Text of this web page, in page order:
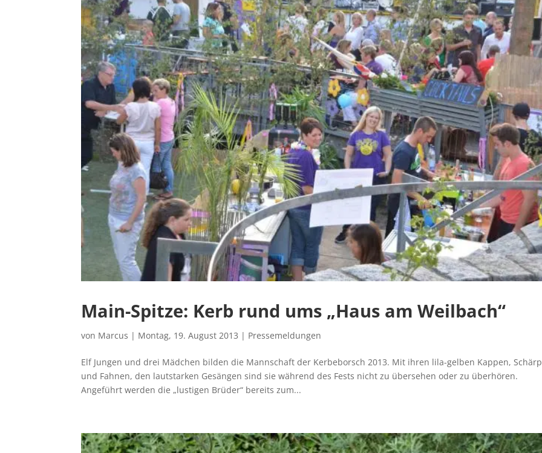
Main-Spitze: Kerb rund ums „Haus am Weilbach“
von Marcus | Montag, 19. August 2013 | Pressemeldungen
Elf Jungen und drei Mädchen bilden die Mannschaft der Kerbeborsch 2013. Mit ihren lila-gelben Kappen,
und Fahnen, den lautstarken Gesängen sind sie während des Fests nicht zu übersehen oder zu überhören.
Angeführt werden die „lustigen Brüder“ bereits zum...